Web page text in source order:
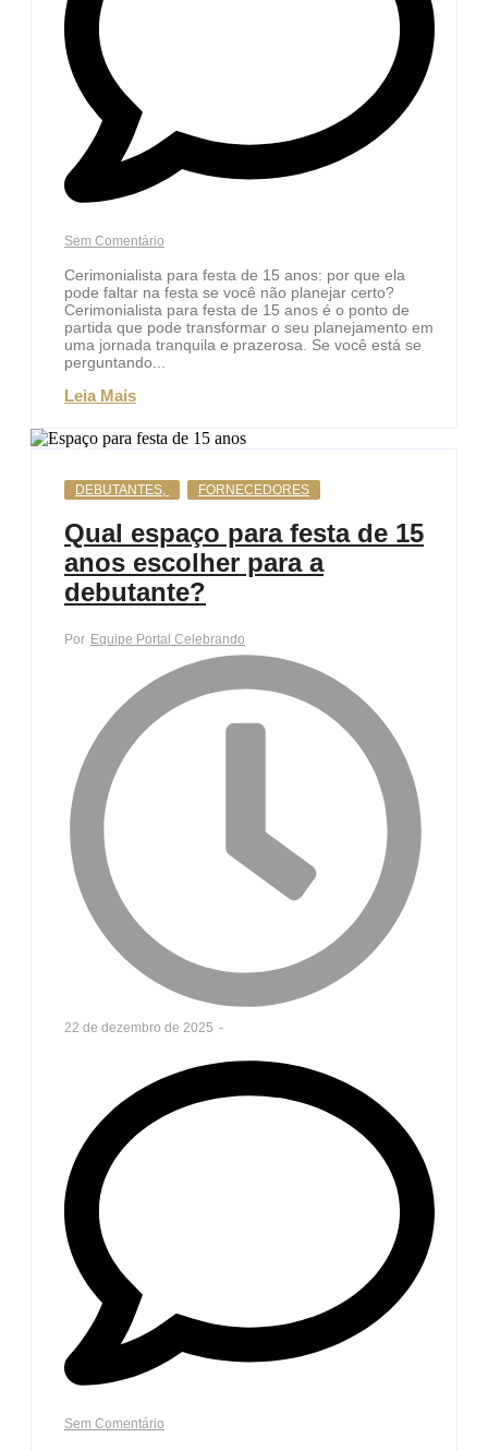
Sem Comentário
Cerimonialista para festa de 15 anos: por que ela
pode faltar na festa se você não planejar certo?
Cerimonialista para festa de 15 anos é o ponto de
partida que pode transformar o seu planejamento em
uma jornada tranquila e prazerosa. Se você está se
perguntando...
Leia Mais
DEBUTANTES, FORNECEDORES
Qual espaço para festa de 15
anos escolher para a
debutante?
Por Equipe Portal Celebrando
22 de dezembro de 2025 -
Sem Comentário